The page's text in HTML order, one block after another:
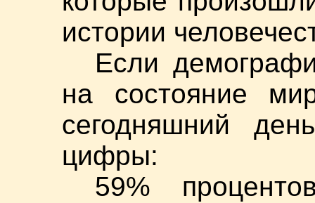
истории
Если
на состояние
сегодняшний
цифры:
59%